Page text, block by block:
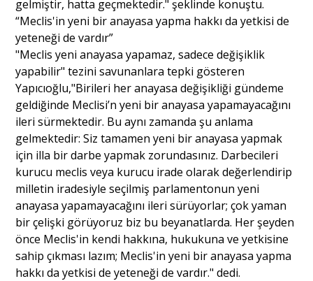
gelmiştir, hatta geçmektedir." şeklinde konuştu.
“Meclis'in yeni bir anayasa yapma hakkı da yetkisi de
yeteneği de vardır”
"Meclis yeni anayasa yapamaz, sadece değişiklik
yapabilir" tezini savunanlara tepki gösteren
Yapıcıoğlu,"Birileri her anayasa değişikliği gündeme
geldiğinde Meclisi’n yeni bir anayasa yapamayacağını
ileri sürmektedir. Bu aynı zamanda şu anlama
gelmektedir: Siz tamamen yeni bir anayasa yapmak
için illa bir darbe yapmak zorundasınız. Darbecileri
kurucu meclis veya kurucu irade olarak değerlendirip
milletin iradesiyle seçilmiş parlamentonun yeni
anayasa yapamayacağını ileri sürüyorlar; çok yaman
bir çelişki görüyoruz biz bu beyanatlarda. Her şeyden
önce Meclis'in kendi hakkına, hukukuna ve yetkisine
sahip çıkması lazım; Meclis'in yeni bir anayasa yapma
hakkı da yetkisi de yeteneği de vardır." dedi.